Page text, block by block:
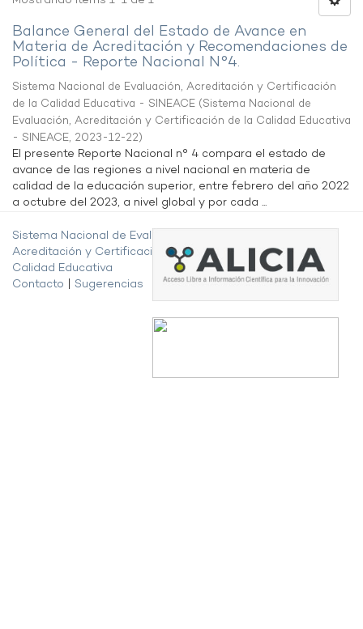
Balance General del Estado de Avance en
Materia de Acreditación y Recomendaciones de
Política - Reporte Nacional N°4.
Sistema Nacional de Evaluación, Acreditación y Certificación
de la Calidad Educativa - SINEACE (Sistema Nacional de
Evaluación, Acreditación y Certificación de la Calidad Educativa
- SINEACE, 2023-12-22)
El presente Reporte Nacional n° 4 compara el estado de
avance de las regiones a nivel nacional en materia de
calidad de la educación superior, entre febrero del año 2022
a octubre del 2023, a nivel global y por cada ...
Sistema Nacional de Evaluación,
Acreditación y Certificación de la
Calidad Educativa
Contacto
Sugerencias